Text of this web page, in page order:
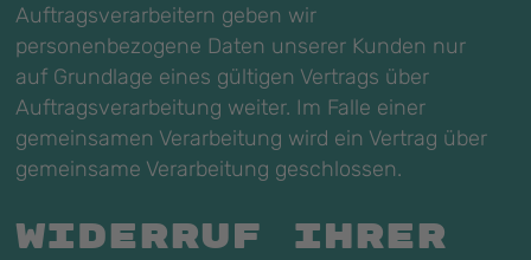
Auftragsverarbeitern geben wir
personenbezogene Daten unserer Kunden nur
auf Grundlage eines gültigen Vertrags über
Auftragsverarbeitung weiter. Im Falle einer
gemeinsamen Verarbeitung wird ein Vertrag über
gemeinsame Verarbeitung geschlossen.
Widerruf Ihrer